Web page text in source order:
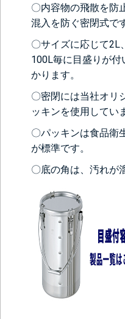
〇内容物の飛散を防
混入を防ぐ密閉式で
〇サイズに応じて2L
100L毎に目盛りが
かります。
〇密閉には当社オリ
ッキンを使用してい
〇パッキンは食品衛
が標準です。
〇底の角は、汚れが